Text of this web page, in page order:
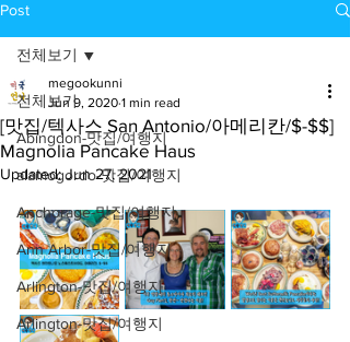
Post
전체보기
Abingdon-맛집/여행지
alamogordo-맛집/여행지
Anchorage-맛집/여행지
Ann Arbor-맛집/여행지
Arlington-맛집/여행지
Arlington-맛집/여행지
전체보기
[맛집/텍사스 San Antonio/아메리칸/$-$$]
Magnolia Pancake Haus
megookunni
Jun 9, 2020 1 min read
Updated:Jun 27, 2021